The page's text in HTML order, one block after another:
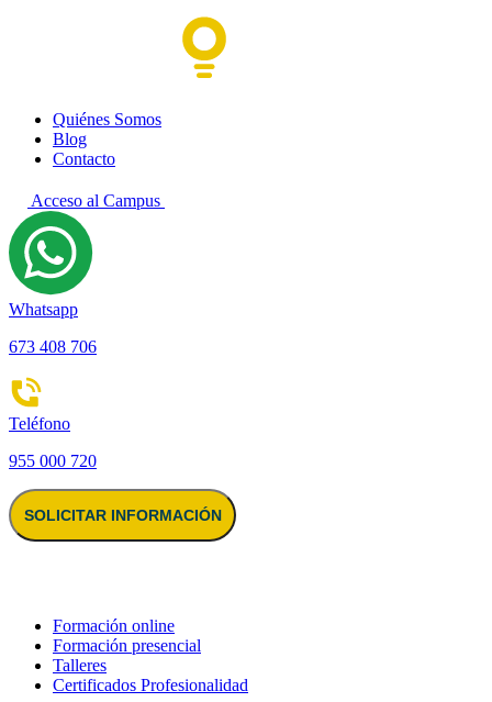
Quiénes Somos
Blog
Contacto
Acceso al Campus
Whatsapp
673 408 706
Teléfono
955 000 720
SOLICITAR INFORMACIÓN
Formación online
Formación presencial
Talleres
Certificados Profesionalidad